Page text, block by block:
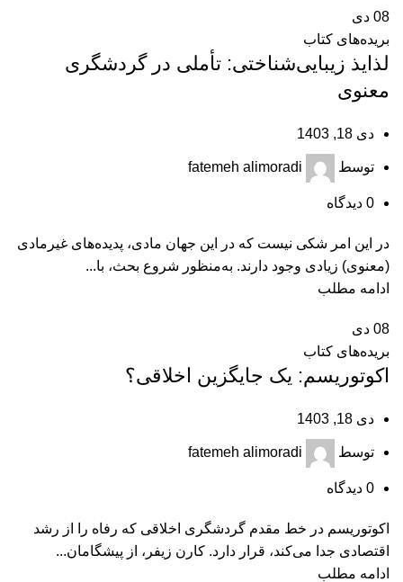
08 دی
بریده‌های کتاب
لذایذ زیبایی‌شناختی: تأملی در گردشگری
معنوی
دی 18, 1403
توسط fatemeh alimoradi
0 دیدگاه
در این امر شکی نیست که در این جهان مادی، پدیده‌های غیرمادی
(معنوی) زیادی وجود دارند. به‌منظور شروع بحث، با...
ادامه مطلب
08 دی
بریده‌های کتاب
اکوتوریسم: یک جایگزین اخلاقی؟
دی 18, 1403
توسط fatemeh alimoradi
0 دیدگاه
اکوتوریسم در خط مقدم گردشگری اخلاقی که رفاه را از رشد
اقتصادی جدا می‌کند، قرار دارد. کارن زیفر، از پیشگامان...
ادامه مطلب